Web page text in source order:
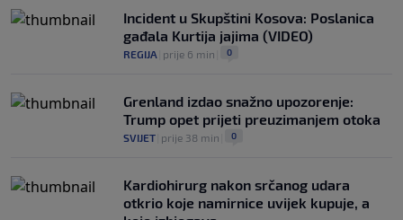
ljubav: Njihova priča ponovo postala
viralna
NOGOMET 7. aug. 0
Incident u Skupštini Kosova: Poslanica
gađala Kurtija jajima (VIDEO)
REGIJA prije 6 min 0
Grenland izdao snažno upozorenje:
Trump opet prijeti preuzimanjem otoka
SVIJET prije 38 min 0
Kardiohirurg nakon srčanog udara
otkrio koje namirnice uvijek kupuje, a